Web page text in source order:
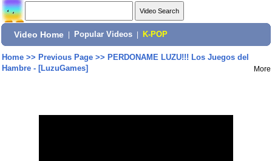
Video Home Popular Videos K-POP
Home>> Previous Page>> PERDONAME LUZU!!! Los Juegos del
Hambre - [LuzuGames]
More